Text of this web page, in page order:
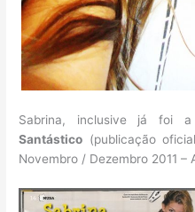
Sabrina, inclusive já foi
Santástico (publicação
Novembro / Dezembro 2011 –